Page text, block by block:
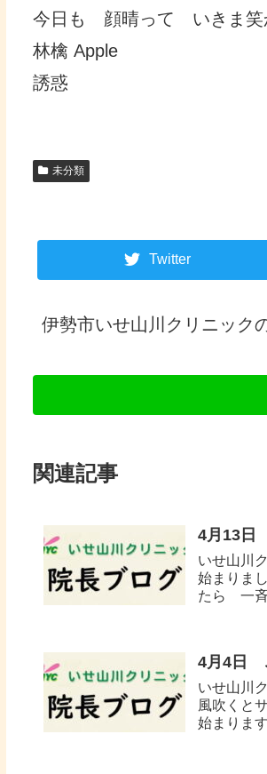
今日も 顔晴って いきま笑
林檎 Apple
誘惑
未分類
Twitter
伊勢市いせ山川クリニック
関連記事
4月13日
いせ山川
始まりま
たら 一
4月4日
いせ山川
風吹くと
始まりま